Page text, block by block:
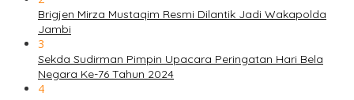
Brigjen Mirza Mustaqim Resmi Dilantik Jadi Wakapolda
Jambi
3
Sekda Sudirman Pimpin Upacara Peringatan Hari Bela
Negara Ke-76 Tahun 2024
4